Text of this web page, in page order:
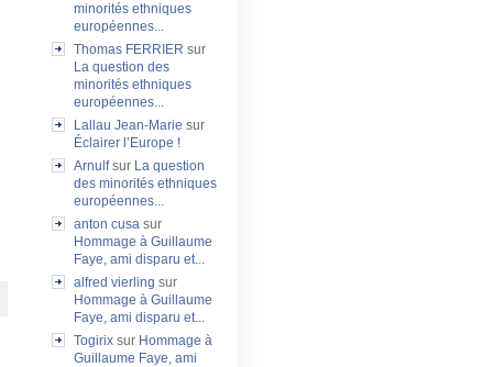
minorités ethniques
européennes...
Thomas FERRIER sur
La question des
minorités ethniques
européennes...
Lallau Jean-Marie sur
Éclairer l’Europe !
Arnulfsur La question
des minorités ethniques
européennes...
anton cusa sur
Hommage à Guillaume
Faye, ami disparu et...
alfred vierling sur
Hommage à Guillaume
Faye, ami disparu et...
Togirix sur Hommage à
Guillaume Faye, ami